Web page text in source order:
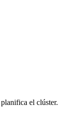
el clúster.